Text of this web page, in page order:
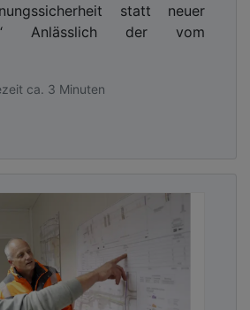
statt neuer
Anlässlich der vom
ca. 3 Minuten